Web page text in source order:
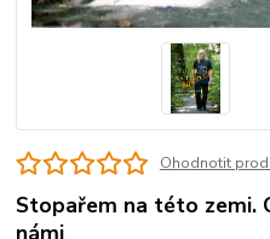
Ohodnotit
Stopařem na této zemi.
námi